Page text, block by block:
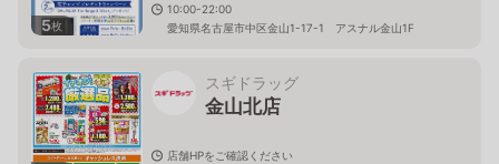
5枚
10:00-22:00
愛知県名古屋市中区金山1-17-1 アスナル金山1F
スギドラッグ
金山北店
店舗HPをご確認ください